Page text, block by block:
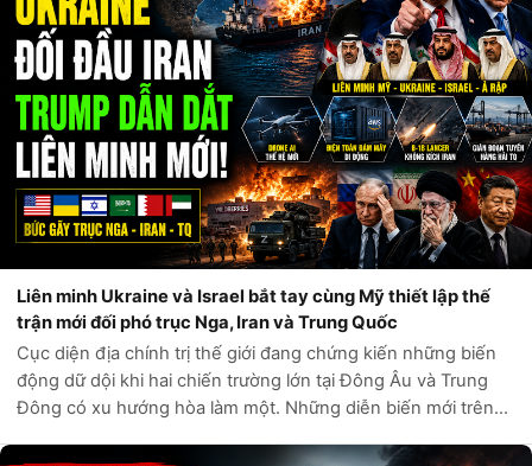
Liên minh Ukraine và Israel bắt tay cùng Mỹ thiết lập thế
trận mới đối phó trục Nga, Iran và Trung Quốc
Cục diện địa chính trị thế giới đang chứng kiến những biến
động dữ dội khi hai chiến trường lớn tại Đông Âu và Trung
Đông có xu hướng hòa làm một. Những diễn biến mới trên